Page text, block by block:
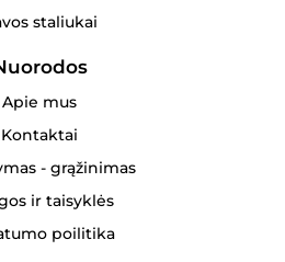
staliukai
Apie mus
Kontaktai
- grąžinimas
ir taisyklės
poilitika